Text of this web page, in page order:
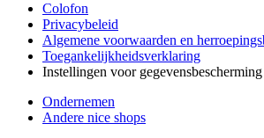
Colofon
Privacybeleid
Algemene voorwaarden en
Toegankelijkheidsverklaring
Instellingen voor gegevensbescherming
Ondernemen
Andere nice shops